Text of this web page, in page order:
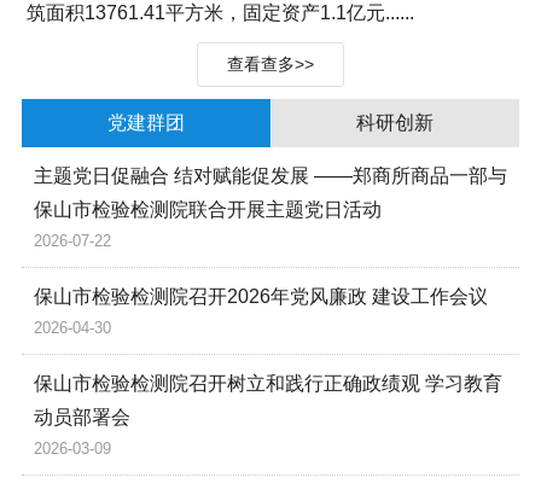
筑面积13761.41平方米，固定资产1.1亿元......
查看查多>>
党建群团 科研创新
主题党日促融合 结对赋能促发展 ——郑商所商品一部与
保山市检验检测院联合开展主题党日活动
2026-07-22
保山市检验检测院召开2026年党风廉政 建设工作会议
2026-04-30
保山市检验检测院召开树立和践行正确政绩观 学习教育
动员部署会
2026-03-09